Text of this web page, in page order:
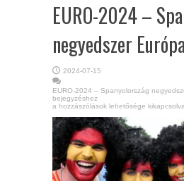
EURO-2024 –
negyedszer
2024-07-15
EURO-2024 – Spanyolország
bejegyzéshez
a hozzászólások lehetősége kikapcsolva